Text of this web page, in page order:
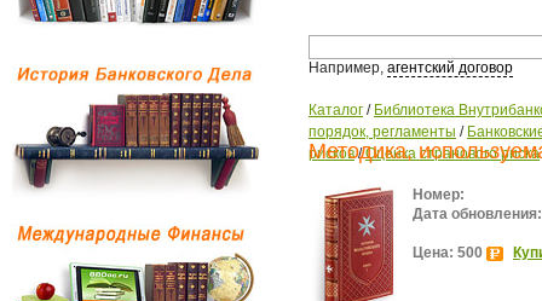
Например, агентский договор
Каталог / Библиотека
порядок, регламенты /
рисков/Оценка странового риска
Методика,
Номер:
Дата обновления:
Цена: 500